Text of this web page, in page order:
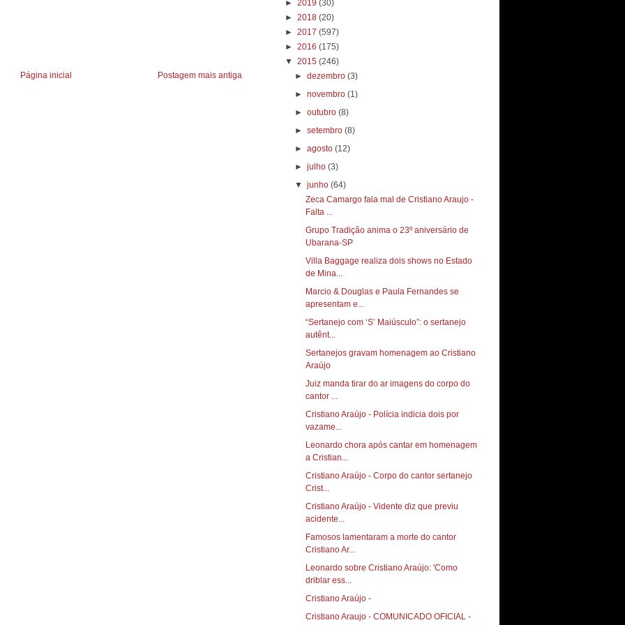
Postagem mais antiga
Página inicial
► 2019 (30)
► 2018 (20)
► 2017 (597)
► 2016 (175)
▼ 2015 (246)
►dezembro(3)
►novembro(1)
►outubro(8)
►setembro(8)
►agosto(12)
►julho(3)
▼junho(64)
Zeca Camargo fala mal de Cristiano Araujo -
Falta ...
Grupo Tradição anima o 23º aniversário de
Ubarana-SP
Villa Baggage realiza dois shows no Estado
de Mina...
Marcio & Douglas e Paula Fernandes se
apresentam e...
“Sertanejo com ‘S’ Maiúsculo”: o sertanejo
autênt...
Sertanejos gravam homenagem ao Cristiano
Araújo
Juiz manda tirar do ar imagens do corpo do
cantor ...
Cristiano Araújo - Polícia indicia dois por
vazame...
Leonardo chora após cantar em homenagem
a Cristian...
Cristiano Araújo - Corpo do cantor sertanejo
Crist...
Cristiano Araújo - Vidente diz que previu
acidente...
Famosos lamentaram a morte do cantor
Cristiano Ar...
Leonardo sobre Cristiano Araújo: 'Como
driblar ess...
Cristiano Araújo -
Cristiano Araujo - COMUNICADO OFICIAL -